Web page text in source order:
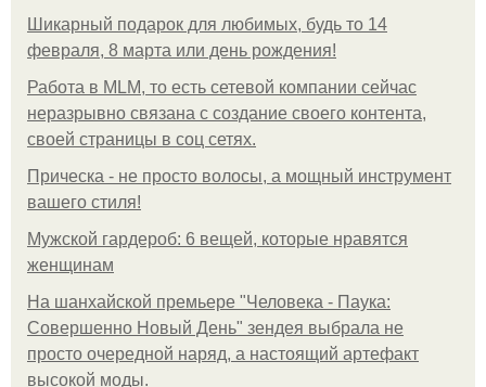
Шикарный подарок для любимых, будь то 14
февраля, 8 марта или день рождения!
Работа в MLM, то есть сетевой компании сейчас
неразрывно связана с создание своего контента,
своей страницы в соц сетях.
Прическа - не просто волосы, а мощный инструмент
вашего стиля!
Мужской гардероб: 6 вещей, которые нравятся
женщинам
На шанхайской премьере "Человека - Паука:
Совершенно Новый День" зендея выбрала не
просто очередной наряд, а настоящий артефакт
высокой моды.